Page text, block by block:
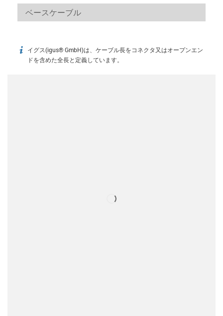
igus-icon-info
イグス(igus® GmbH)は、ケーブル長をコネクタ又はオープンエン
ドを含めた全長と定義しています。